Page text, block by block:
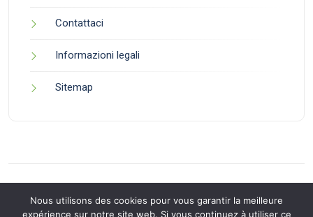
Contattaci
Informazioni legali
Sitemap
Nous utilisons des cookies pour vous garantir la meilleure
expérience sur notre site web. Si vous continuez à utiliser ce